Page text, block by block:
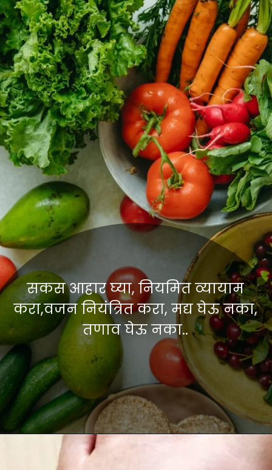
सकस आहार घ्या, नियमित व्यायाम
करा,वजन नियंत्रित करा, मद्य घेऊ नका,
तणाव घेऊ नका..